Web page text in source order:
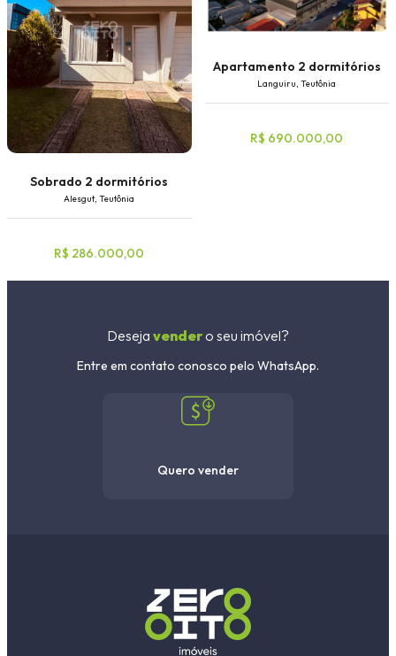
Sobrado 2 dormitórios
Alesgut, Teutônia
R$ 286.000,00
Apartamento 2 dormitórios
Languiru, Teutônia
R$ 690.000,00
Deseja vendero seu imóvel?
Entre em contato conosco pelo WhatsApp.
Quero vender